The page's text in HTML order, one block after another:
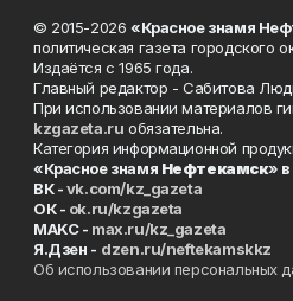
© 2015-2026 «Красное знамя
политическая газета городского
Издаётся с 1965 года.
Главный редактор - Сабитова
При использовании материалов
kzgazeta.ru обязательна.
Категория информационной
«Красное знамя Нефтекамск» в
ВК -vk.com/kz_gazeta
ОК - ok.ru/kzgazeta
MAKC - max.ru/kz_gazeta
Я.Дзен - dzen.ru/neftekamskkz
Об использовании персональных